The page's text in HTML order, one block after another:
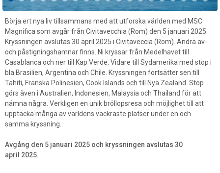
Börja ert nya liv tillsammans med att utforska världen med MSC
Magnifica som avgår från Civitavecchia (Rom) den 5 januari 2025.
Kryssningen avslutas 30 april 2025 i Civitaveccia (Rom). Andra av-
och påstigningshamnar finns. Ni kryssar från Medelhavet till
Casablanca och ner till Kap Verde. Vidare till Sydamerika med stop i
bla Brasilien, Argentina och Chile. Kryssningen fortsätter sen till
Tahiti, Franska Polinesien, Cook Islands och till Nya Zealand. Stop
görs även i Australien, Indonesien, Malaysia och Thailand för att
nämna några. Verkligen en unik bröllopsresa och möjlighet till att
upptäcka många av världens vackraste platser under en och
samma kryssning.
Avgång den 5 januari 2025 och kryssningen avslutas 30
april 2025.